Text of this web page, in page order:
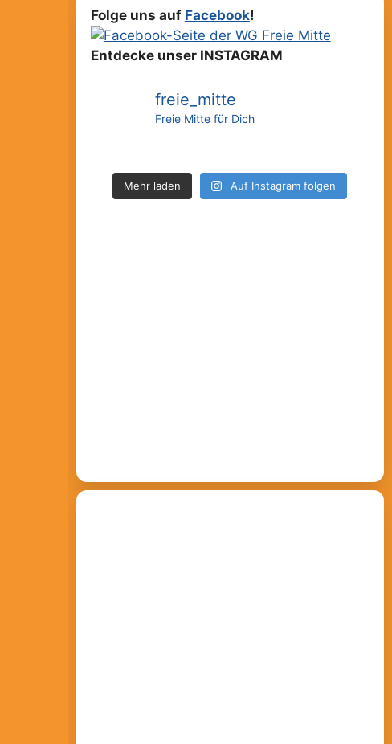
Folge uns auf Facebook!
Entdecke unser INSTAGRAM
freie_mitte
Freie Mitte für Dich
Mehr laden Auf Instagram folgen